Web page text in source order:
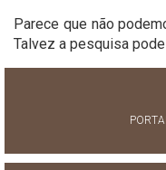
Parece que não
Talvez a pesquisa pode